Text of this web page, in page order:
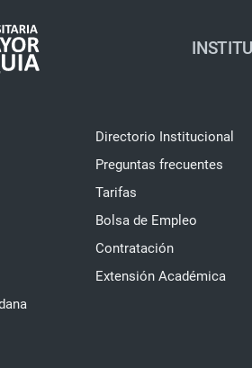
Directorio Institucional
Preguntas frecuentes
Tarifas
Bolsa de Empleo
Contratación
Extensión Académica